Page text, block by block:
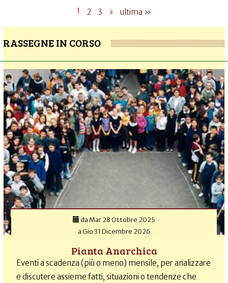
1 2 3 › ultima »
RASSEGNE IN CORSO
da Mar 28 Ottobre 2025
aGio 31 Dicembre 2026
Pianta Anarchica
Eventi a scadenza (più o meno) mensile, per analizzare
e discutere assieme fatti, situazioni o tendenze che